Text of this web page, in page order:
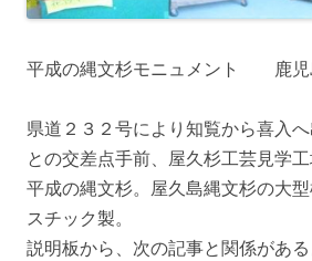
平成の縄文杉モニュメント 鹿児
県道２３２号により知覧から喜入
との交差点手前、屋久杉工芸見学
平成の縄文杉。屋久島縄文杉の大
スチック製。
説明板から、次の記事と関係がある